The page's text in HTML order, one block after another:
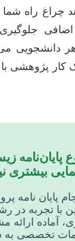
چراغ راه
دانشجویی
یک کار پژوهشی
پایان‌نامه
بیشتری
پایان نامه
با تجربه در
آماده ارائه
تخصصی